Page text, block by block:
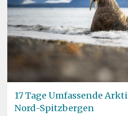
17 Tage Umfassende
Nord-Spitzbergen